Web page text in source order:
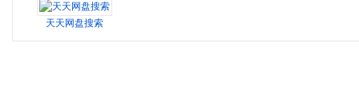
天天网盘搜索